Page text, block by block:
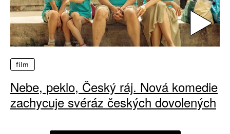
film
Nebe, peklo, Český ráj. Nová komedie
zachycuje svéráz českých dovolených